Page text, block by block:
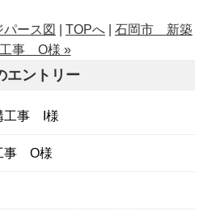
ース図 TOPへ
石岡市 新築
事 O様 »
エントリー
工事 I様
事 O様